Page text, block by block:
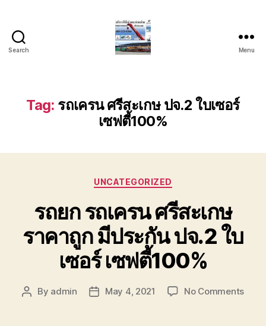
Search
รถ
เครน
รถ
รถ
ขนส่ง
เครื่องจักร
โทร
0818900005
Menu
Tag: รถเครน ศรีสะเกษ ปจ.2 ใบเซอร์
เซฟตี้100%
Categories
UNCATEGORIZED
รถยก รถเครน ศรีสะเกษ
ราคาถูก มีประกัน ปจ.2 ใบ
เซอร์ เซฟตี้100%
Post
By admin
PostMay 4, 2021 No Commentson